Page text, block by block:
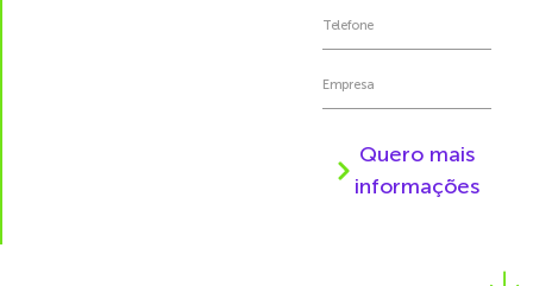
Quero mais
informações